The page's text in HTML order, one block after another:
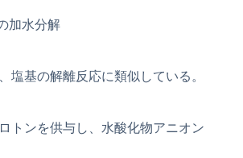
加水分解
塩基の解離反応に類似している。
トンを供与し、水酸化物アニオン